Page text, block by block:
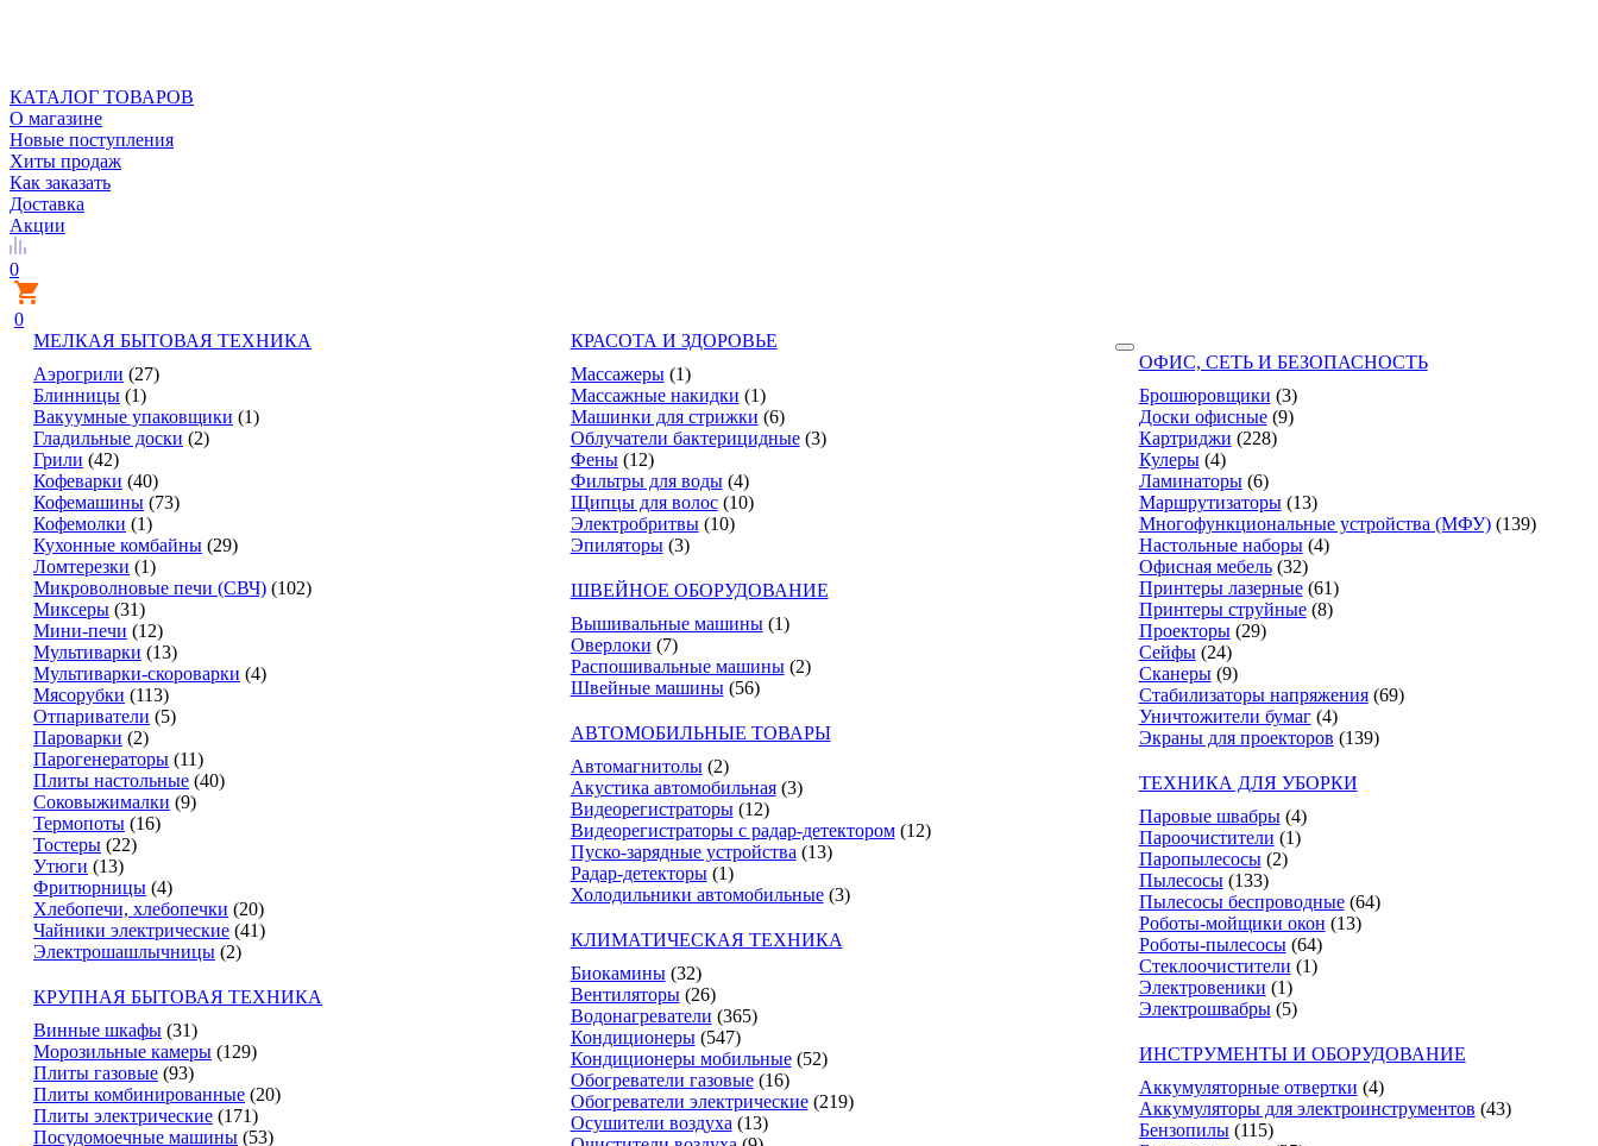
КАТАЛОГ ТОВАРОВ
О магазине
Новые поступления
Хиты продаж
Как заказать
Доставка
Акции
0
0
МЕЛКАЯ БЫТОВАЯ ТЕХНИКА
Аэрогрили (27)
Блинницы (1)
Вакуумные упаковщики (1)
Гладильные доски (2)
Грили (42)
Кофеварки (40)
Кофемашины (73)
Кофемолки (1)
Кухонные комбайны (29)
Ломтерезки (1)
Микроволновые печи (СВЧ) (102)
Миксеры (31)
Мини-печи (12)
Мультиварки (13)
Мультиварки-скороварки (4)
Мясорубки (113)
Отпариватели (5)
Пароварки (2)
Парогенераторы (11)
Плиты настольные (40)
Соковыжималки (9)
Термопоты (16)
Тостеры (22)
Утюги (13)
Фритюрницы (4)
Хлебопечи, хлебопечки (20)
Чайники электрические (41)
Электрошашлычницы (2)
КРУПНАЯ БЫТОВАЯ ТЕХНИКА
Винные шкафы (31)
Морозильные камеры (129)
Плиты газовые (93)
Плиты комбинированные (20)
Плиты электрические (171)
Посудомоечные машины (53)
КРАСОТА И ЗДОРОВЬЕ
Массажеры (1)
Массажные накидки (1)
Машинки для стрижки (6)
Облучатели бактерицидные (3)
Фены (12)
Фильтры для воды (4)
Щипцы для волос (10)
Электробритвы (10)
Эпиляторы (3)
ШВЕЙНОЕ ОБОРУДОВАНИЕ
Вышивальные машины (1)
Оверлоки (7)
Распошивальные машины (2)
Швейные машины (56)
АВТОМОБИЛЬНЫЕ ТОВАРЫ
Автомагнитолы (2)
Акустика автомобильная (3)
Видеорегистраторы (12)
Видеорегистраторы с радар-детектором (12)
Пуско-зарядные устройства (13)
Радар-детекторы (1)
Холодильники автомобильные (3)
КЛИМАТИЧЕСКАЯ ТЕХНИКА
Биокамины (32)
Вентиляторы (26)
Водонагреватели (365)
Кондиционеры (547)
Кондиционеры мобильные (52)
Обогреватели газовые (16)
Обогреватели электрические (219)
Осушители воздуха (13)
ОФИС, СЕТЬ И БЕЗОПАСНОСТЬ
Брошюровщики (3)
Доски офисные (9)
Картриджи (228)
Кулеры (4)
Ламинаторы (6)
Маршрутизаторы (13)
Многофункциональные устройства (МФУ) (139)
Настольные наборы (4)
Офисная мебель (32)
Принтеры лазерные (61)
Принтеры струйные (8)
Проекторы (29)
Сейфы (24)
Сканеры (9)
Стабилизаторы напряжения (69)
Уничтожители бумаг (4)
Экраны для проекторов (139)
ТЕХНИКА ДЛЯ УБОРКИ
Паровые швабры (4)
Пароочистители (1)
Паропылесосы (2)
Пылесосы (133)
Пылесосы беспроводные (64)
Роботы-мойщики окон (13)
Роботы-пылесосы (64)
Стеклоочистители (1)
Электровеники (1)
Электрошвабры (5)
ИНСТРУМЕНТЫ И ОБОРУДОВАНИЕ
Аккумуляторные отвертки (4)
Аккумуляторы для электроинструментов (43)
Бензопилы (115)